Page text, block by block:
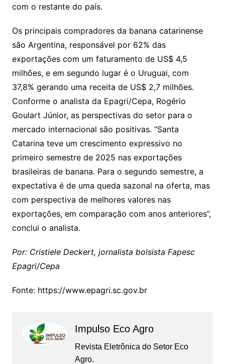
com o restante do país.
Os principais compradores da banana catarinense
são Argentina, responsável por 62% das
exportações com um faturamento de US$ 4,5
milhões, e em segundo lugar é o Uruguai, com
37,8% gerando uma receita de US$ 2,7 milhões.
Conforme o analista da Epagri/Cepa, Rogério
Goulart Júnior, as perspectivas do setor para o
mercado internacional são positivas. “Santa
Catarina teve um crescimento expressivo no
primeiro semestre de 2025 nas exportações
brasileiras de banana. Para o segundo semestre, a
expectativa é de uma queda sazonal na oferta, mas
com perspectiva de melhores valores nas
exportações, em comparação com anos anteriores”,
conclui o analista.
Por: Cristiele Deckert, jornalista bolsista Fapesc
Epagri/Cepa
Fonte: https://www.epagri.sc.gov.br
Impulso Eco Agro
Revista Eletrônica do Setor Eco
Agro.